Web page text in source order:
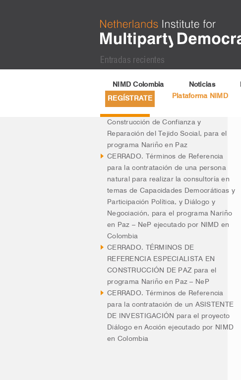
NIMD Colombia Noticias
REGÍSTRATE
Plataforma NIMD
Entradas recientes
Términos de Referencia para la
contratación de una persona natural
Construcción de Confianza y
Reparación del Tejido Social, para el
programa Nariño en Paz
CERRADO. Términos de Referencia
para la contratación de una persona
natural para realizar la consultoría en
temas de Capacidades Democráticas y
Participación Política, y Diálogo y
Negociación, para el programa Nariño
en Paz – NeP ejecutado por NIMD en
Colombia
CERRADO. TÉRMINOS DE
REFERENCIA ESPECIALISTA EN
CONSTRUCCIÓN DE PAZ para el
programa Nariño en Paz – NeP
CERRADO. Términos de Referencia
para la contratación de un ASISTENTE
DE INVESTIGACIÓN para el proyecto
Diálogo en Acción ejecutado por NIMD
en Colombia